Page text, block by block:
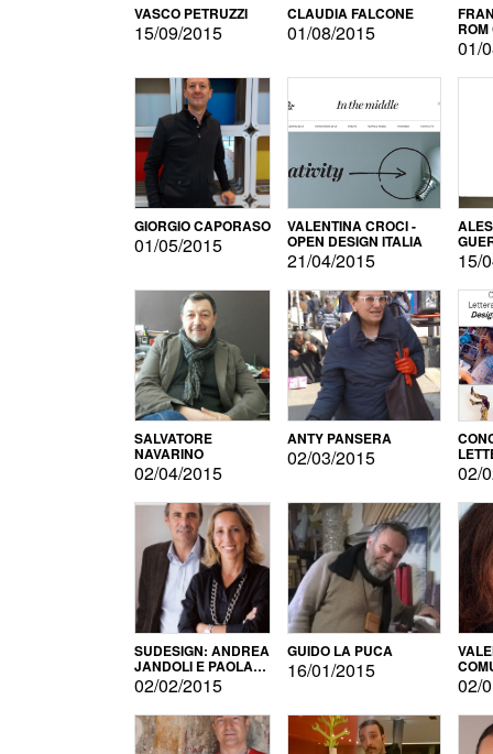
VASCO PETRUZZI
15/09/2015
CLAUDIA FALCONE
01/08/2015
01/
GIORGIO CAPORASO
01/05/2015
VALENTINA CROCI -
OPEN DESIGN ITALIA
21/04/2015 15/
SALVATORE
NAVARINO
02/04/2015
ANTY PANSERA
02/03/2015
02/
SUDESIGN: ANDREA
JANDOLI E PAOLA
PISAPIA
02/02/2015
GUIDO LA PUCA
16/01/2015
02/